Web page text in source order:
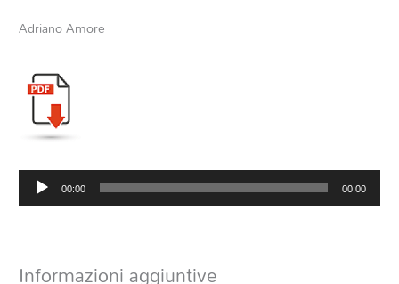
Adriano Amore
Audio
Player
00:00 00:00
Informazioni aggiuntive